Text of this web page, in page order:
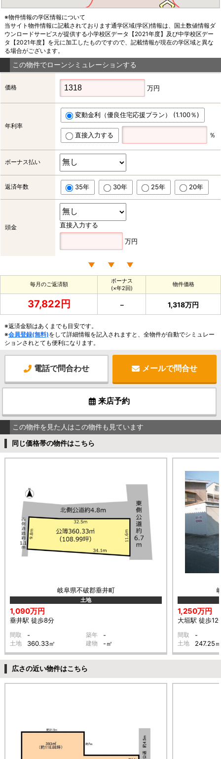
※物件情報の学区情報について
当サイト物件情報に記載されております通学区域(学区)情報は、国土数値情報ダ
ウンロードサービスが提供する小学校区データ【2021年度】及び中学校区デー
タ【2021年度】を元に加工したものですので、記載情報が現在の学区域と異な
る場合がございます。
この物件でローンシミュレーションする
価格 万円
年利率
変動金利（優良住宅応援プラン） (1.100％)
直接入力する ％
ボーナス払い
返済年数 35年 30年 25年 20年
頭金 直接入力する
万円
毎月のご返済額
ボーナス
(×年2回)
物件価格
37,822円 － 1,318万円
※返済金額はあくまでも目安です。
※会員登録(無料)をして詳細情報を記入されますと、全物件が自動でシミュレー
ションされとても便利になります。
電話で問合わせ メールで問合せ
来店予約
この物件を見た人はこの物件も見ています
同じ価格帯の物件はこちら
岐阜県不破郡垂井町
土地
1,090万円
垂井駅 徒歩8分
間取 - 築年 -
土地 360.33㎡ 建物 -㎡
1,250万円
大垣駅 徒歩12
間取 -
土地 247.25㎡
広さの近い物件はこちら